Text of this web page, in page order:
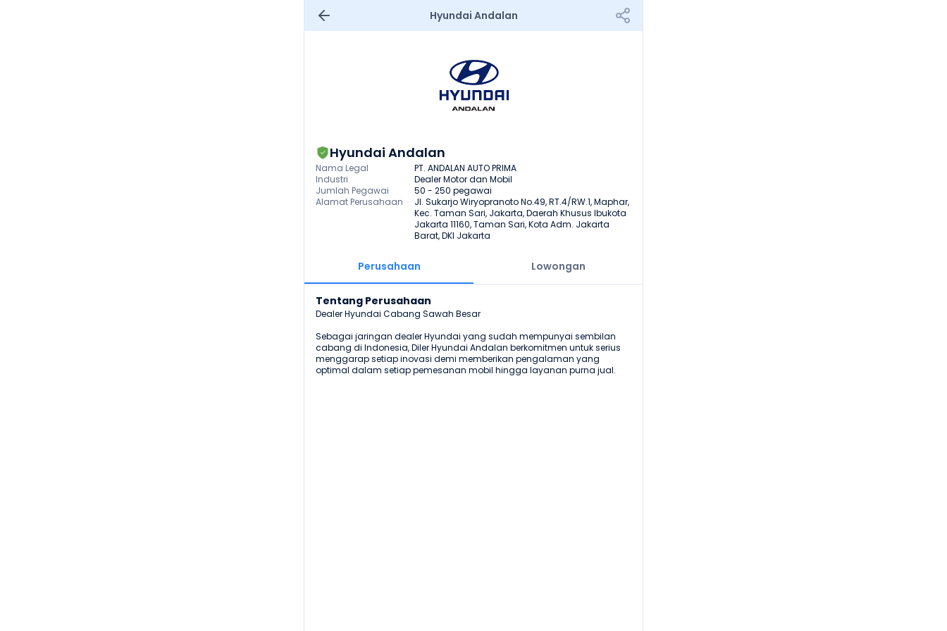
Hyundai Andalan
Hyundai Andalan
Nama Legal
PT. ANDALAN AUTO PRIMA
Industri
Dealer Motor dan Mobil
Jumlah Pegawai
50 - 250 pegawai
Alamat Perusahaan
Jl. Sukarjo Wiryopranoto No.49, RT.4/RW.1, Maphar,
Kec. Taman Sari, Jakarta, Daerah Khusus Ibukota
Jakarta 11160, Taman Sari, Kota Adm. Jakarta
Barat, DKI Jakarta
Perusahaan Lowongan
Tentang Perusahaan
Dealer Hyundai Cabang Sawah Besar
Sebagai jaringan dealer Hyundai yang sudah mempunyai sembilan
cabang di Indonesia, Diler Hyundai Andalan berkomitmen untuk serius
menggarap setiap inovasi demi memberikan pengalaman yang
optimal dalam setiap pemesanan mobil hingga layanan purna jual.